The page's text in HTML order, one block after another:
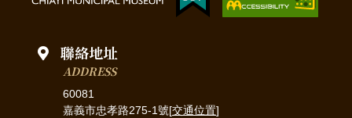
聯絡地址
ADDRESS
60081
嘉義市忠孝路275-1號[交通位置]